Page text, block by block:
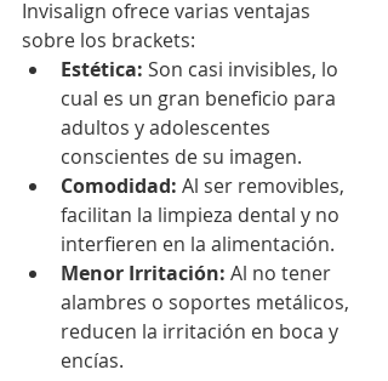
Invisalign ofrece varias ventajas
sobre los brackets:
Estética: Son casi invisibles, lo
cual es un gran beneficio para
adultos y adolescentes
conscientes de su imagen.
Comodidad: Al ser removibles,
facilitan la limpieza dental y no
interfieren en la alimentación.
Menor Irritación: Al no tener
alambres o soportes metálicos,
reducen la irritación en boca y
encías.